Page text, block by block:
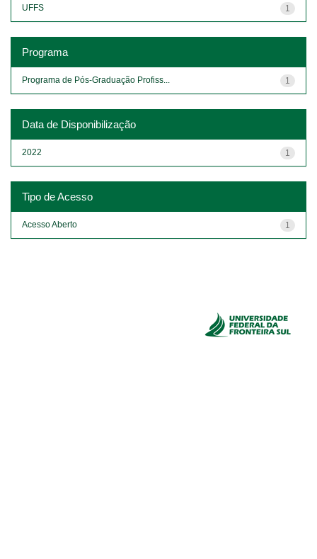
1
UFFS
Programa
1
Programa de Pós-Graduação Profiss...
Data de Disponibilização
1
2022
Tipo de Acesso
1
Acesso Aberto